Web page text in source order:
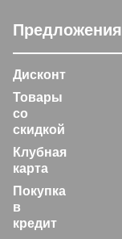
Предложения
Дисконт
Товары
со
скидкой
Клубная
карта
Покупка
в
кредит